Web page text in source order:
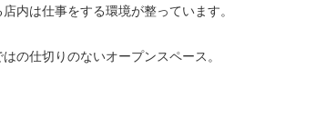
内は仕事をする環境が整っています。
の仕切りのないオープンスペース。